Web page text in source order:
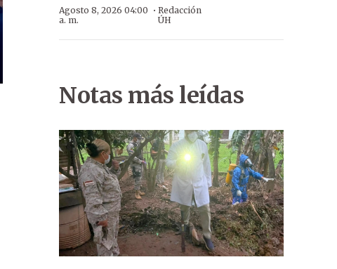
Agosto 8, 2026 04:00
a. m.
· Redacción
ÚH
Notas más leídas